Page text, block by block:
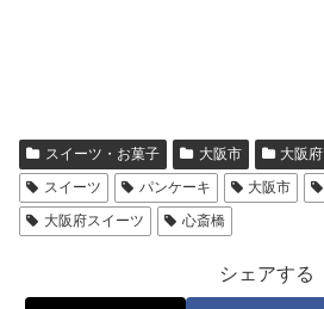
スイーツ・お菓子 大阪市 大阪府
スイーツ
パンケーキ 大阪市
大阪府スイーツ
心斎橋
シェアする